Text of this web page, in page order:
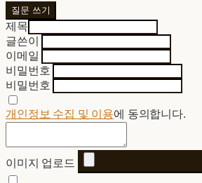
질문 쓰기
제목
글쓴이
이메일
비밀번호
비밀번호
개인정보 수집 및 이용에 동의합니다.
이미지 업로드